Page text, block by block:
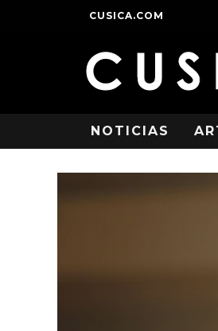
CUSICA.COM
NOTICIAS